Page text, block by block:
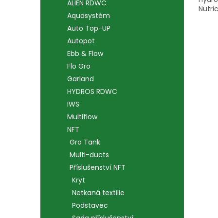
ALIEN RDWC
Aquasystém
Auto Top-UP
Autopot
Ebb & Flow
Flo Gro
Garland
HYDROS RDWC
IWS
Multiflow
NFT
Gro Tank
Multi-ducts
Příslušenství NFT
Kryt
Netkaná textilie
Podstavec